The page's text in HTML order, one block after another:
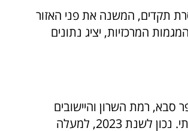
תקדים, המשנה את פני האזור
המרכזיות, יציג נתונים
סבא, רמת השרון והיישובים
הסובבים אותן, נמצא בעיצומו של גל פיתוח משמעותי. נכון לשנת 2023, למעלה